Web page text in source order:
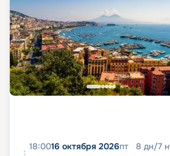
18:0016 октября 2026пт 8 дн/7